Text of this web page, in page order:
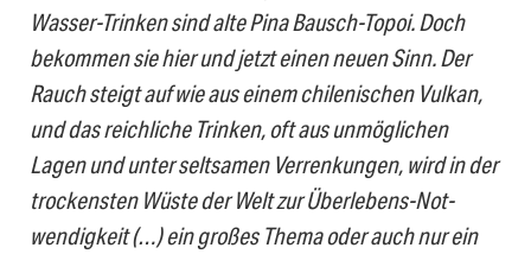
Wasser-Trinken sind alte Pina Bausch-Topoi. Doch
bekommen sie hier und jetzt einen neuen Sinn. Der
Rauch steigt auf wie aus einem chilenischen Vulkan,
und das reichliche Trinken, oft aus unmöglichen
Lagen und unter selt­sa­men Verrenkungen, wird in der
trockensten Wüste der Welt zur Über­le­bens-Not­
wendigkeit (…) ein großes Thema oder auch nur ein